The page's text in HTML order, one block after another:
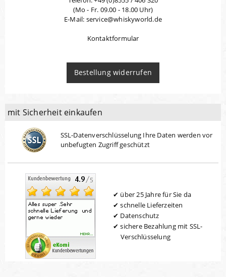
(Mo - Fr. 09.00 - 18.00 Uhr)
E-Mail: service@whiskyworld.de
Kontaktformular
Bestellung widerrufen
mit Sicherheit einkaufen
SSL-Datenverschlüsselung Ihre Daten werden vor
unbefugten Zugriff geschützt
über 25 Jahre für Sie da
schnelle Lieferzeiten
Datenschutz
sichere Bezahlung mit SSL-
Verschlüsselung